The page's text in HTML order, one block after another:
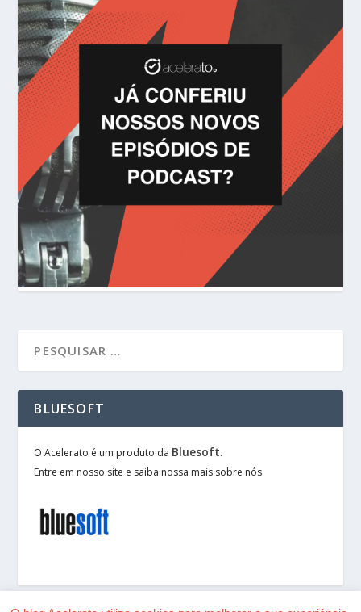
BLUESOFT
O Acelerato é um produto da Bluesoft.
Entre em nosso site e saiba nossa mais sobre nós.